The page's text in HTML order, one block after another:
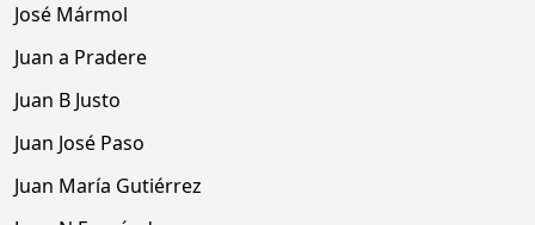
José Mármol
Juan a Pradere
Juan B Justo
Juan José Paso
Juan María Gutiérrez